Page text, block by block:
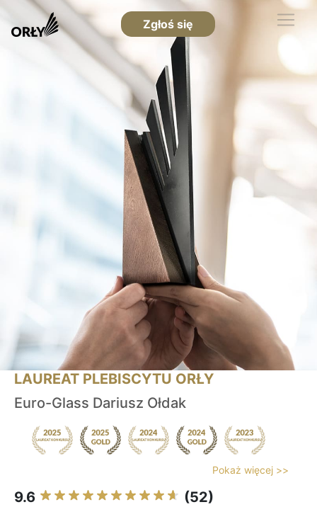
Zgłoś się
LAUREAT PLEBISCYTU ORŁY
Euro-Glass Dariusz Ołdak
Pokaż więcej >>
9.6 (52)